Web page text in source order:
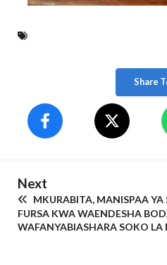
Share
Next
MKURABITA, MANISPAA
FURSA KWA WAENDESHA
WAFANYABIASHARA SOKO LA